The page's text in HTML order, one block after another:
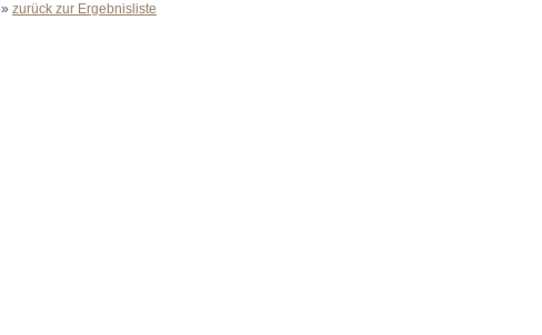
» zurück zur Ergebnisliste